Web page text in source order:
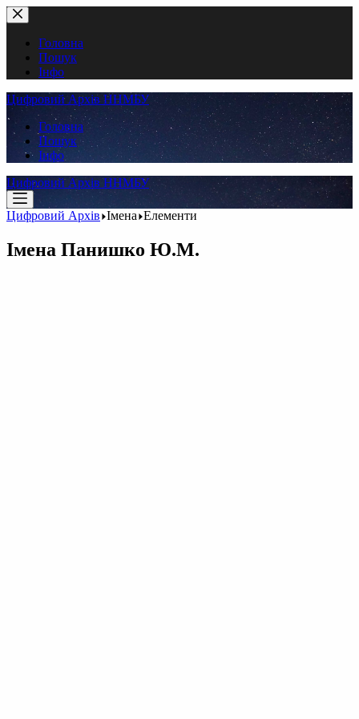
Перейти
до
вмістуГоловна
Пошук
Інфо
Цифровий Архів ННМБУ
Головна
Пошук
Інфо
Цифровий Архів ННМБУ
Цифровий Архів Імена Елементи
Імена Панишко Ю.М.